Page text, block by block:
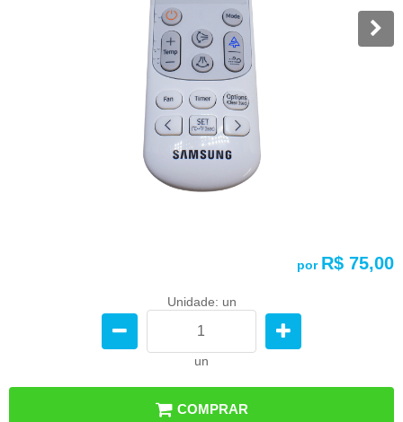
por R$ 75,00
Unidade: un
un
COMPRAR